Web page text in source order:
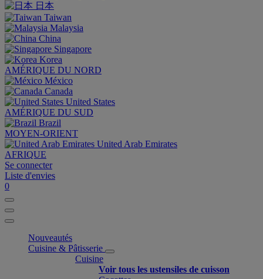
日本
Taiwan
Malaysia
China
Singapore
Korea
AMÉRIQUE DU NORD
México
Canada
United States
AMÉRIQUE DU SUD
Brazil
MOYEN-ORIENT
United Arab Emirates
AFRIQUE
Se connecter
Liste d'envies
0
Nouveautés
Cuisine & Pâtisserie
Cuisine
Voir tous les ustensiles de cuisson